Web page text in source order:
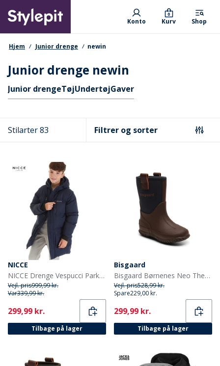
main
content
Primary departments
Konto Kurv
0
Shop
navigationssti
Hjem Junior drenge newin
Junior drenge newin
Hurtige links
Junior drengeTøjUndertøjGaver
Stilarter 83 Filtrer og sorter
NICCE
NICCE Drenge Vespucci Parka Blå
Vejl. pris999,99 kr.
Var339,99 kr.
Current
299,99 kr.
Tilbage på lager
Bisgaard
Bisgaard Børnenes Neo Thermo Gummistøvler Blå
Vejl. pris528,99 kr.
Spare229,00 kr.
Current
299,99 kr.
Tilbage på lager